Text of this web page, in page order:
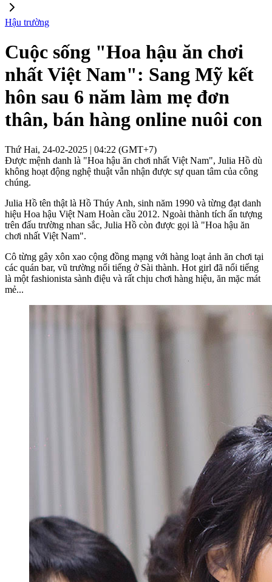
Hậu trường
Cuộc sống "Hoa hậu ăn chơi
nhất Việt Nam": Sang Mỹ kết
hôn sau 6 năm làm mẹ đơn
thân, bán hàng online nuôi con
Thứ Hai, 24-02-2025 | 04:22 (GMT+7)
Được mệnh danh là "Hoa hậu ăn chơi nhất Việt Nam", Julia Hồ dù
không hoạt động nghệ thuật vẫn nhận được sự quan tâm của công
chúng.
Julia Hồ tên thật là Hồ Thúy Anh, sinh năm 1990 và từng đạt danh
hiệu Hoa hậu Việt Nam Hoàn cầu 2012. Ngoài thành tích ấn tượng
trên đấu trường nhan sắc, Julia Hồ còn được gọi là "Hoa hậu ăn
chơi nhất Việt Nam".
Cô từng gây xôn xao cộng đồng mạng với hàng loạt ảnh ăn chơi tại
các quán bar, vũ trường nổi tiếng ở Sài thành. Hot girl đã nổi tiếng
là một fashionista sành điệu và rất chịu chơi hàng hiệu, ăn mặc mát
mẻ...